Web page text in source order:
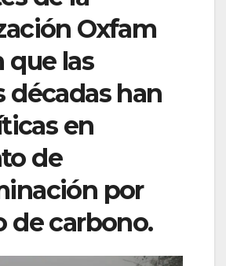
Oxfam
que las
décadas han
en
de
por
de carbono.